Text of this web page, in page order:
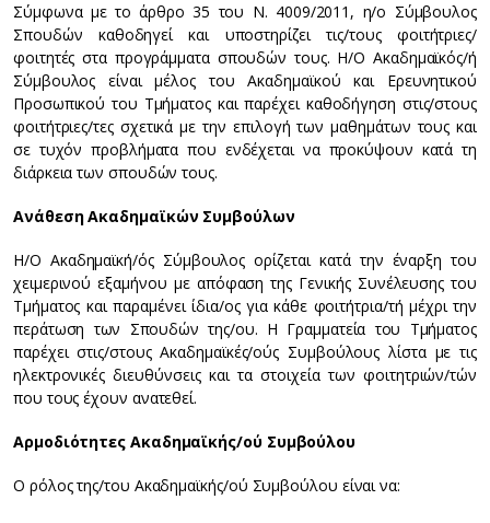
Σύμφωνα με το άρθρο 35 του Ν. 4009/2011, η/ο Σύμβουλος
Σπουδών καθοδηγεί και υποστηρίζει τις/τους φοιτήτριες/
φοιτητές στα προγράμματα σπουδών τους. Η/Ο Ακαδημαϊκός/ή
Σύμβουλος είναι μέλος του Ακαδημαϊκού και Ερευνητικού
Προσωπικού του Τμήματος και παρέχει καθοδήγηση στις/στους
φοιτήτριες/τες σχετικά με την επιλογή των μαθημάτων τους και
σε τυχόν προβλήματα που ενδέχεται να προκύψουν κατά τη
διάρκεια των σπουδών τους.
Ανάθεση Ακαδημαϊκών Συμβούλων
Η/Ο Ακαδημαϊκή/ός Σύμβουλος ορίζεται κατά την έναρξη του
χειμερινού εξαμήνου με απόφαση της Γενικής Συνέλευσης του
Τμήματος και παραμένει ίδια/ος για κάθε φοιτήτρια/τή μέχρι την
περάτωση των Σπουδών της/ου. Η Γραμματεία του Τμήματος
παρέχει στις/στους Ακαδημαϊκές/ούς Συμβούλους λίστα με τις
ηλεκτρονικές διευθύνσεις και τα στοιχεία των φοιτητριών/τών
που τους έχουν ανατεθεί.
Αρμοδιότητες Ακαδημαϊκής/ού Συμβούλου
Ο ρόλος της/του Ακαδημαϊκής/ού Συμβούλου είναι να: